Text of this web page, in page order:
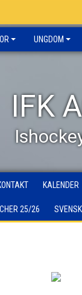
UNGDOM
IFK
KALENDER
25/26